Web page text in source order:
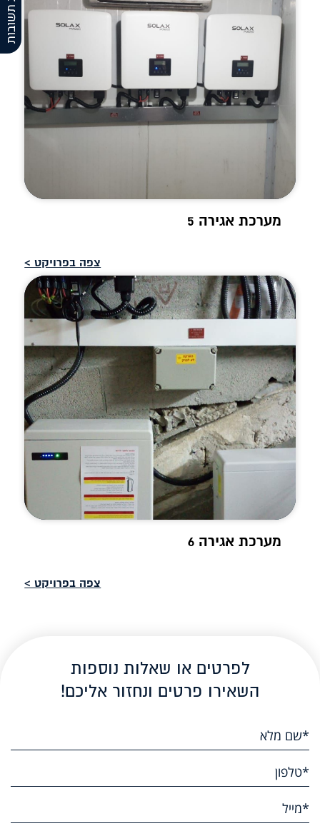
מערכת אגירה 5
צפה בפרויקט >
מערכת אגירה 6
צפה בפרויקט >
לפרטים או שאלות נוספות
השאירו פרטים ונחזור אליכם!